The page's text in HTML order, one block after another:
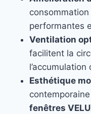
performantes
Ventilation
facilitent la
l’accumulation
Esthétique
fenêtres